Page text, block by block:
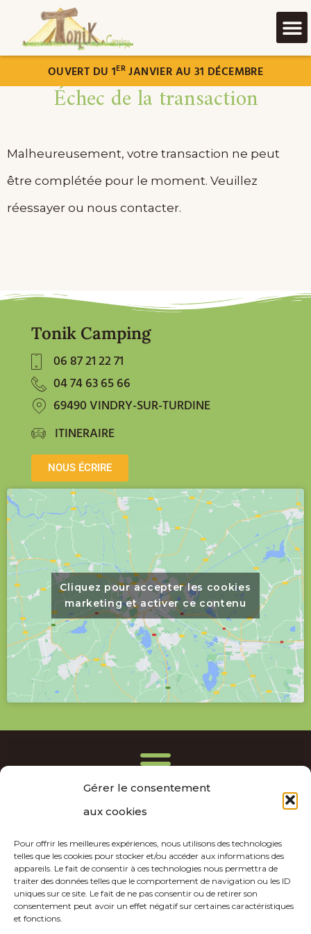
Gérer le consentement
aux cookies
Pour offrir les meilleures expériences, nous utilisons des technologies
telles que les cookies pour stocker et/ou accéder aux informations des
appareils. Le fait de consentir à ces technologies nous permettra de
traiter des données telles que le comportement de navigation ou les ID
uniques sur ce site. Le fait de ne pas consentir ou de retirer son
consentement peut avoir un effet négatif sur certaines caractéristiques
et fonctions.
OUVERT DU 1ER JANVIER AU 31 DÉCEMBRE
Échec de la transaction
Malheureusement, votre transaction ne peut
être complétée pour le moment. Veuillez
réessayer ou nous contacter.
Tonik Camping
06 87 21 22 71
04 74 63 65 66
69490 VINDRY-SUR-TURDINE
ITINERAIRE
NOUS ÉCRIRE
Cliquez pour accepter les cookies
marketing et activer ce contenu